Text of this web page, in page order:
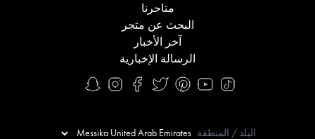
متاجرنا
البحث عن متجر
آخر الأخبار
الرسالة الإخبارية
البلد / المنطقة